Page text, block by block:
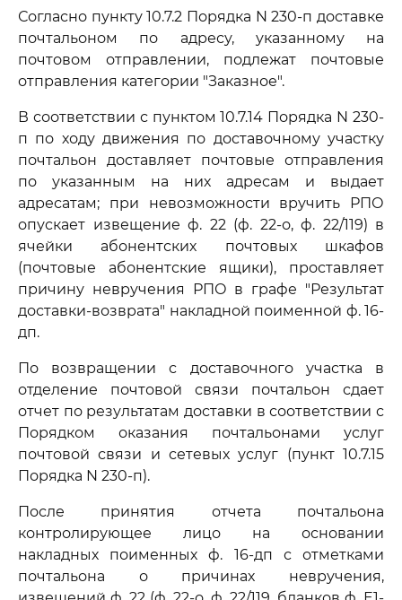
Согласно пункту 10.7.2 Порядка N 230-п доставке
почтальоном по адресу, указанному на
почтовом отправлении, подлежат почтовые
отправления категории "Заказное".
В соответствии с пунктом 10.7.14 Порядка N 230-
п по ходу движения по доставочному участку
почтальон доставляет почтовые отправления
по указанным на них адресам и выдает
адресатам; при невозможности вручить РПО
опускает извещение ф. 22 (ф. 22-о, ф. 22/119) в
ячейки абонентских почтовых шкафов
(почтовые абонентские ящики), проставляет
причину невручения РПО в графе "Результат
доставки-возврата" накладной поименной ф. 16-
дп.
По возвращении с доставочного участка в
отделение почтовой связи почтальон сдает
отчет по результатам доставки в соответствии с
Порядком оказания почтальонами услуг
почтовой связи и сетевых услуг (пункт 10.7.15
Порядка N 230-п).
После принятия отчета почтальона
контролирующее лицо на основании
накладных поименных ф. 16-дп с отметками
почтальона о причинах невручения,